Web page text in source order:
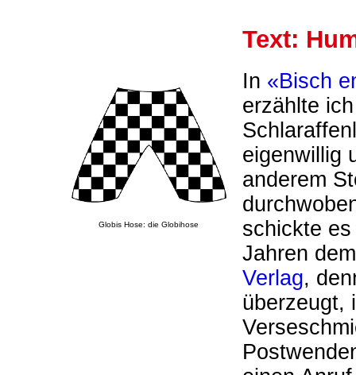
Text:
Globis Hose: die Globihose
In «Bisch
erzählte
eigenwillig
anderem
schickte
Jahren
Verlag,
überzeugt,